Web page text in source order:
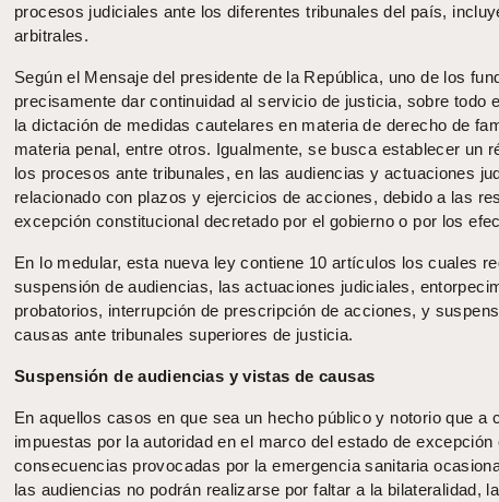
procesos judiciales ante los diferentes tribunales del país,
arbitrales.
Según el Mensaje del presidente de la República, uno de los
precisamente dar continuidad al servicio de justicia, sobre todo
la dictación de medidas cautelares en materia de derecho de
materia penal, entre otros. Igualmente, se busca establecer un
los procesos ante tribunales, en las audiencias y actuaciones
relacionado con plazos y ejercicios de acciones, debido a las
excepción constitucional decretado por el gobierno o por los
En lo medular, esta nueva ley contiene 10 artículos los cuales
suspensión de audiencias, las actuaciones judiciales,
probatorios, interrupción de prescripción de acciones, y
causas ante tribunales superiores de justicia.
Suspensión de audiencias y vistas de causas
En aquellos casos en que sea un hecho público y notorio que a
impuestas por la autoridad en el marco del estado de
consecuencias provocadas por la emergencia sanitaria
las audiencias no podrán realizarse por faltar a la bilateralidad,